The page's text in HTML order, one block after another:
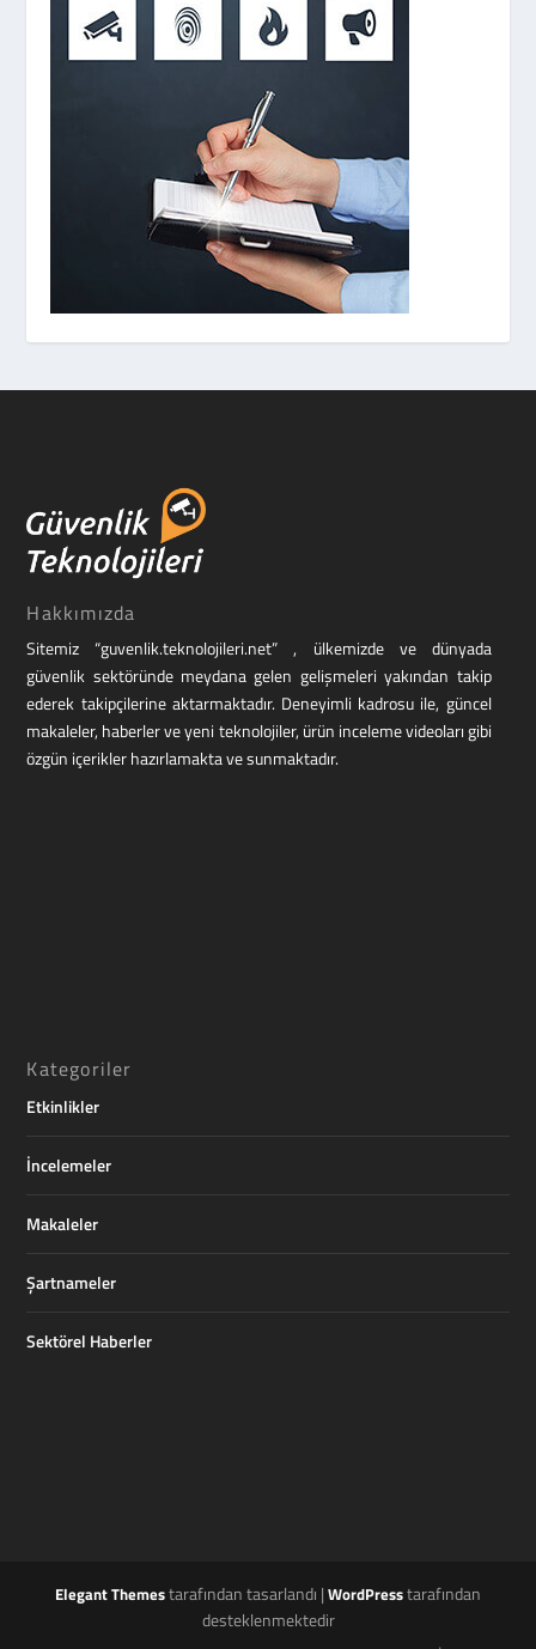
Hakkımızda
Sitemiz “guvenlik.teknolojileri.net” , ülkemizde ve dünyada
güvenlik sektöründe meydana gelen gelişmeleri yakından takip
ederek takipçilerine aktarmaktadır. Deneyimli kadrosu ile, güncel
makaleler, haberler ve yeni teknolojiler, ürün inceleme videoları gibi
özgün içerikler hazırlamakta ve sunmaktadır.
Kategoriler
Etkinlikler
İncelemeler
Makaleler
Şartnameler
Sektörel Haberler
Elegant Themestarafından tasarlandı | WordPresstarafından
desteklenmektedir